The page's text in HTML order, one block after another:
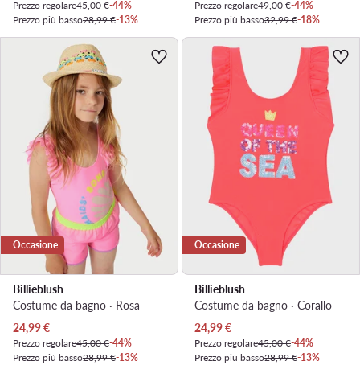
Prezzo regolare45,00 €-44%
Prezzo più basso28,99 €-13%
Prezzo regolare49,00 €-44%
Prezzo più basso32,99 €-18%
Occasione
Billieblush
Costume da bagno · Rosa
Prezzo attuale
24,99€
Prezzo regolare45,00 €-44%
Prezzo più basso28,99 €-13%
Occasione
Billieblush
Costume da bagno · Corallo
Prezzo attuale
24,99€
Prezzo regolare45,00 €-44%
Prezzo più basso28,99 €-13%